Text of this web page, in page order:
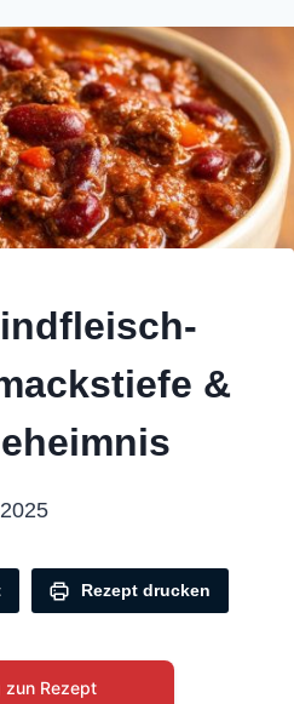
&
Rezept drucken
zun Rezept